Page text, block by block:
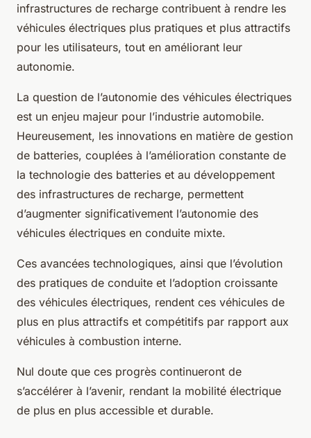
infrastructures de recharge contribuent à rendre les
véhicules électriques plus pratiques et plus attractifs
pour les utilisateurs, tout en améliorant leur
autonomie.
La question de l’autonomie des véhicules électriques
est un enjeu majeur pour l’industrie automobile.
Heureusement, les innovations en matière de gestion
de batteries, couplées à l’amélioration constante de
la technologie des batteries et au développement
des infrastructures de recharge, permettent
d’augmenter significativement l’autonomie des
véhicules électriques en conduite mixte.
Ces avancées technologiques, ainsi que l’évolution
des pratiques de conduite et l’adoption croissante
des véhicules électriques, rendent ces véhicules de
plus en plus attractifs et compétitifs par rapport aux
véhicules à combustion interne.
Nul doute que ces progrès continueront de
s’accélérer à l’avenir, rendant la mobilité électrique
de plus en plus accessible et durable.